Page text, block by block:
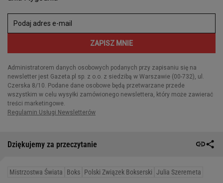
Dziękujemy za przeczytanie
Mistrzostwa Świata Boks Polski Związek Bokserski Julia Szeremeta